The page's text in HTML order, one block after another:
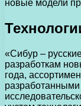
новые модели
«Сибур –
разработкам
года,